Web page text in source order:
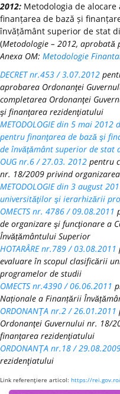
2012: Metodologia de
finanțarea de bază și
învățământ superior de stat
(Metodologie – 2012, aprobată
Anexa OM: Metodologie
DECRET nr.453 / 3.07.2012
aprobarea Ordonanţei
completarea Ordonanţei
şi finanţarea rezidenţiatului
METODOLOGIE din 5 mai
pentru finanţarea de bază şi
de învăţământ superior de stat
OUG nr.6 / 27.03. 2012 pentru
nr. 18/2009 privind
METODOLOGIE din 3 august
universităţilor şi ierarhizării
OMECTS nr. 4786 / 09.08.2011
de organizare şi funcţionare a
Învățământului Superior
HOTARÂRE nr.789 / 03.08.2011
evaluare în scopul clasificării
programelor de studii
OMECTS nr.4390 / 06.06.2011
Naționale a Finanțării
ORDONANŢA nr.2 / 26.01.2011
Ordonanţei Guvernului nr. 18/
finanţarea rezidenţiatului
ORDONANŢA nr.18 /
rezidenţiatului
Link referenţiere articol: https://